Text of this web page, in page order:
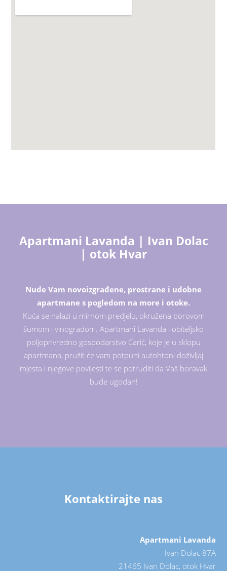
Apartmani Lavanda | Ivan Dolac
| otok Hvar
Nude Vam novoizgrađene, prostrane i udobne
apartmane s pogledom na more i otoke.
Kuća se nalazi u mirnom predjelu, okružena borovom
šumom i vinogradom. Apartmani Lavanda i obiteljsko
poljoprivredno gospodarstvo Carić, koje je u sklopu
apartmana, pružit će vam potpuni autohtoni doživljaj
mjesta i njegove povijesti te se potruditi da Vaš boravak
bude ugodan!
Kontaktirajte nas
Apartmani Lavanda
Ivan Dolac 87A
21465 Ivan Dolac, otok Hvar